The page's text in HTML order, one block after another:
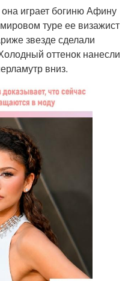
играет богиню Афину
туре ее визажист
звезде сделали
оттенок нанесли
вниз.